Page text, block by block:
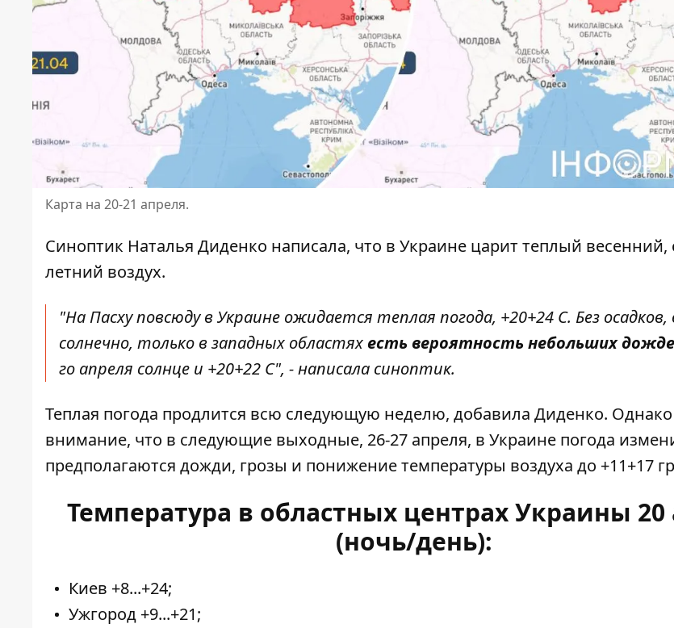
Карта на 20-21 апреля.
Синоптик Наталья Диденко написала, что в Украине царит теплый
летний воздух.
"На Пасху повсюду в Украине ожидается теплая погода, +20+24 С. Без осадков,
солнечно, только в западных областях есть вероятность небольших
го апреля солнце и +20+22 С", -написала синоптик.
Теплая погода продлится всю следующую неделю, добавила Диденко. Однако
внимание, что в следующие выходные, 26-27 апреля, в Украине погода
предполагаются дожди, грозы и понижение температуры воздуха до +11+17
Температура в областных центрах Украины 20
(ночь/день):
Киев +8...+24;
Ужгород +9...+21;